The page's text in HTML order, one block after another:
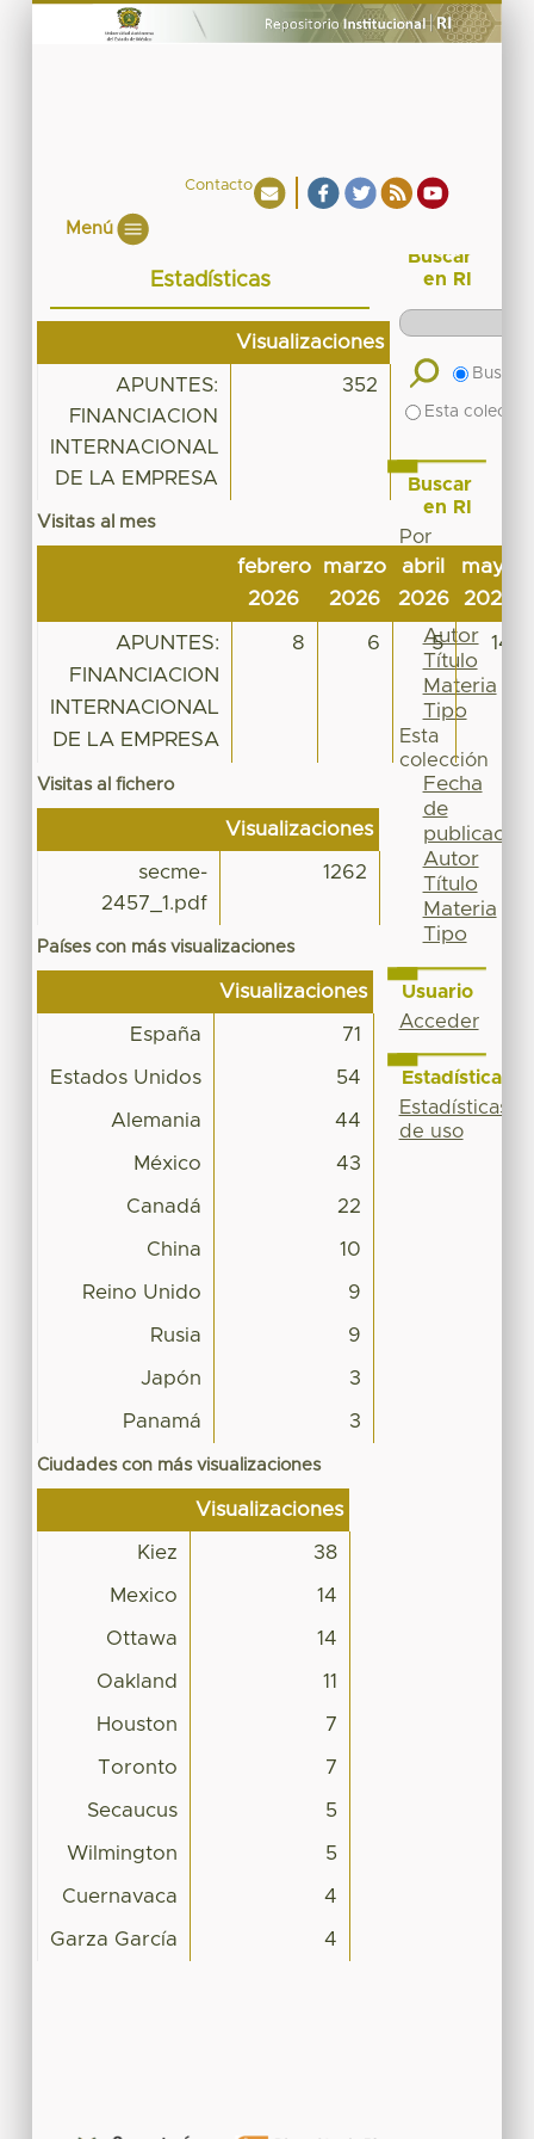
Contacto
Menú
Estadísticas
Visualizaciones
APUNTES:
FINANCIACION
INTERNACIONAL
DE LA EMPRESA
352
Visitas al mes
febrero
2026
marzo
2026
abril
2026
mayo
2026
APUNTES:
FINANCIACION
INTERNACIONAL
DE LA EMPRESA
8 6 5 14
Visitas al fichero
Visualizaciones
secme-
2457_1.pdf
1262
Países con más visualizaciones
Visualizaciones
España 71
Estados Unidos 54
Alemania 44
México 43
Canadá 22
China 10
Reino Unido 9
Rusia 9
Japón 3
Panamá 3
Ciudades con más visualizaciones
Visualizaciones
Kiez 38
Mexico 14
Ottawa 14
Oakland 11
Houston 7
Toronto 7
Secaucus 5
Wilmington 5
Cuernavaca 4
Garza García 4
Buscar
en RI
Buscar
Esta
Buscar
en RI
Por
Fecha
de
publicación
Autor
Título
Materia
Tipo
Esta
colección
Fecha
de
publicación
Autor
Título
Materia
Tipo
Usuario
Acceder
Estadísticas
Estadísticas
de uso